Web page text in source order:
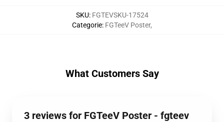
SKU: FGTEVSKU-17524
Categorie: FGTeeV Poster,
What Customers Say
3 reviews for FGTeeV Poster - fgteev